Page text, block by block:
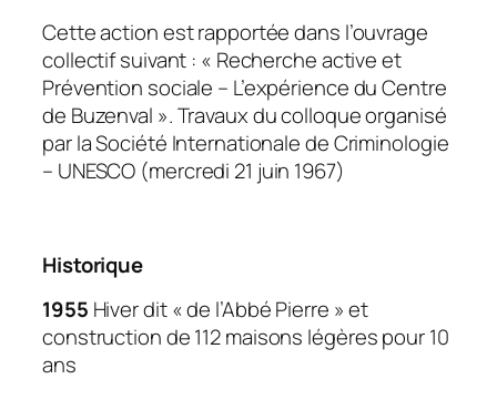
Cette action est rapportée dans l’ouvrage
collectif suivant : « Recherche active et
Prévention sociale – L’expérience du Centre
de Buzenval ». Travaux du colloque organisé
par la Société Internationale de Criminologie
– UNESCO (mercredi 21 juin 1967)
Historique
1955 Hiver dit « de l’Abbé Pierre » et
construction de 112 maisons légères pour 10
ans